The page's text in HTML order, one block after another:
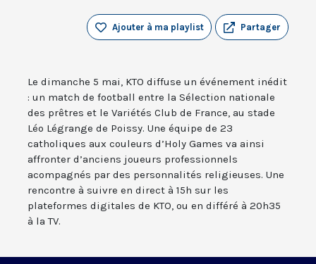
Partager
Ajouter à ma playlist
Le dimanche 5 mai, KTO diffuse un événement inédit
: un match de football entre la Sélection nationale
des prêtres et le Variétés Club de France, au stade
Léo Légrange de Poissy. Une équipe de 23
catholiques aux couleurs d’Holy Games va ainsi
affronter d’anciens joueurs professionnels
acompagnés par des personnalités religieuses. Une
rencontre à suivre en direct à 15h sur les
plateformes digitales de KTO, ou en différé à 20h35
à la TV.